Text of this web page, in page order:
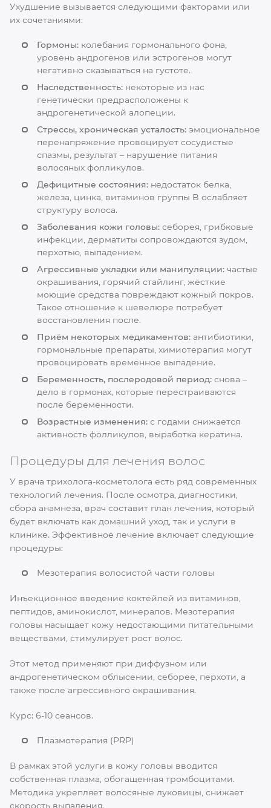
Ухудшение вызывается следующими факторами или
их сочетаниями:
Гормоны: колебания гормонального фона,
уровень андрогенов или эстрогенов могут
негативно сказываться на густоте.
Наследственность: некоторые из нас
генетически предрасположены к
андрогенетической алопеции.
Стрессы, хроническая усталость: эмоциональное
перенапряжение провоцирует сосудистые
спазмы, результат – нарушение питания
волосяных фолликулов.
Дефицитные состояния: недостаток белка,
железа, цинка, витаминов группы B ослабляет
структуру волоса.
Заболевания кожи головы: себорея, грибковые
инфекции, дерматиты сопровождаются зудом,
перхотью, выпадением.
Агрессивные укладки или манипуляции: частые
окрашивания, горячий стайлинг, жёсткие
моющие средства повреждают кожный покров.
Такое отношение к шевелюре потребует
восстановления после.
Приём некоторых медикаментов: антибиотики,
гормональные препараты, химиотерапия могут
провоцировать временное выпадение.
Беременность, послеродовой период: снова –
дело в гормонах, которые перестраиваются
после беременности.
Возрастные изменения: с годами снижается
активность фолликулов, выработка кератина.
Процедуры для лечения волос
У врача трихолога-косметолога есть ряд современных
технологий лечения. После осмотра, диагностики,
сбора анамнеза, врач составит план лечения, который
будет включать как домашний уход, так и услуги в
клинике. Эффективное лечение включает следующие
процедуры:
Мезотерапия волосистой части головы
Инъекционное введение коктейлей из витаминов,
пептидов, аминокислот, минералов. Мезотерапия
головы насыщает кожу недостающими питательными
веществами, стимулирует рост волос.
Этот метод применяют при диффузном или
андрогенетическом облысении, себорее, перхоти, а
также после агрессивного окрашивания.
Курс: 6-10 сеансов.
Плазмотерапия (PRP)
В рамках этой услуги в кожу головы вводится
собственная плазма, обогащенная тромбоцитами.
Методика укрепляет волосяные луковицы, снижает
скорость выпадения.